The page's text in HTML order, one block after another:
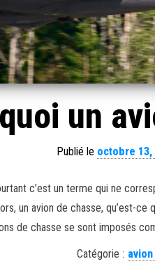
quoi un
Publié le octobre 13,
c’est un terme qui ne
un avion de chasse, qu’est-
de chasse se sont imposés
Catégorie :